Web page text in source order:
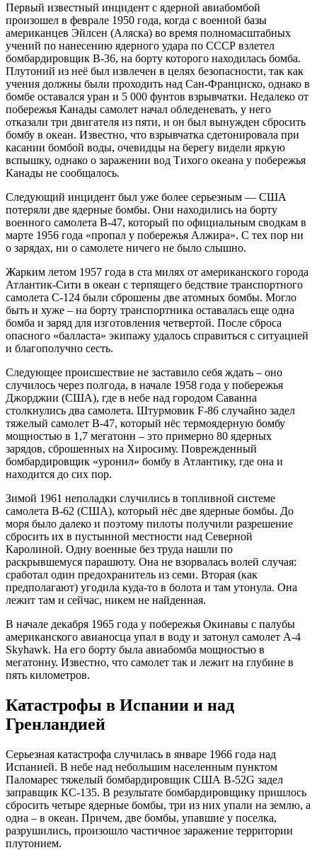
Первый известный инцидент с ядерной авиабомбой
произошел в феврале 1950 года, когда с военной базы
американцев Эйлсен (Аляска) во время полномасштабных
учений по нанесению ядерного удара по СССР взлетел
бомбардировщик B-36, на борту которого находилась бомба.
Плутоний из неё был извлечен в целях безопасности, так как
учения должны были проходить над Сан-Франциско, однако в
бомбе оставался уран и 5 000 фунтов взрывчатки. Недалеко от
побережья Канады самолет начал обледеневать, у него
отказали три двигателя из пяти, и он был вынужден сбросить
бомбу в океан. Известно, что взрывчатка сдетонировала при
касании бомбой воды, очевидцы на берегу видели яркую
вспышку, однако о заражении вод Тихого океана у побережья
Канады не сообщалось.
Следующий инцидент был уже более серьезным — США
потеряли две ядерные бомбы. Они находились на борту
военного самолета B-47, который по официальным сводкам в
марте 1956 года «пропал у побережья Алжира». С тех пор ни
о зарядах, ни о самолете ничего не было слышно.
Жарким летом 1957 года в ста милях от американского города
Атлантик-Сити в океан с терпящего бедствие транспортного
самолета C-124 были сброшены две атомных бомбы. Могло
быть и хуже – на борту транспортника оставалась еще одна
бомба и заряд для изготовления четвертой. После сброса
опасного «балласта» экипажу удалось справиться с ситуацией
и благополучно сесть.
Следующее происшествие не заставило себя ждать – оно
случилось через полгода, в начале 1958 года у побережья
Джорджии (США), где в небе над городом Саванна
столкнулись два самолета. Штурмовик F-86 случайно задел
тяжелый самолет B-47, который нёс термоядерную бомбу
мощностью в 1,7 мегатонн – это примерно 80 ядерных
зарядов, сброшенных на Хиросиму. Поврежденный
бомбардировщик «уронил» бомбу в Атлантику, где она и
находится до сих пор.
Зимой 1961 неполадки случились в топливной системе
самолета B-62 (США), который нёс две ядерные бомбы. До
моря было далеко и поэтому пилоты получили разрешение
сбросить их в пустынной местности над Северной
Каролиной. Одну военные без труда нашли по
раскрывшемуся парашюту. Она не взорвалась волей случая:
сработал один предохранитель из семи. Вторая (как
предполагают) угодила куда-то в болота и там утонула. Она
лежит там и сейчас, никем не найденная.
В начале декабря 1965 года у побережья Окинавы с палубы
американского авианосца упал в воду и затонул самолет A-4
Skyhawk. На его борту была авиабомба мощностью в
мегатонну. Известно, что самолет так и лежит на глубине в
пять километров.
Катастрофы в Испании и над
Гренландией
Серьезная катастрофа случилась в январе 1966 года над
Испанией. В небе над небольшим населенным пунктом
Паломарес тяжелый бомбардировщик США B-52G задел
заправщик КС-135. В результате бомбардировщику пришлось
сбросить четыре ядерные бомбы, три из них упали на землю, а
одна – в океан. Причем, две бомбы, упавшие у поселка,
разрушились, произошло частичное заражение территории
плутонием.